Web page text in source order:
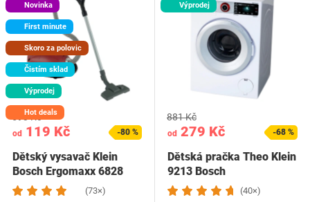
Novinka
First minute
Skoro za polovic
Čistím sklad
Výprodej
Hot deals
od 119 Kč
593 Kč
-80 %
Dětský vysavač Klein
Bosch Ergomaxx 6828
(73×)
Výprodej
od 279 Kč
881 Kč
-68 %
Dětská pračka Theo Klein
9213 Bosch
(40×)